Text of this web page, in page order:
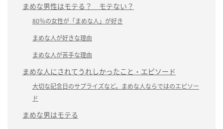
まめな男性はモテる？ モテない？
80％の女性が「まめな人」が好き
まめな人が好きな理由
まめな人が苦手な理由
まめな人にされてうれしかったこと・エピソード
大切な記念日のサプライズなど。まめな人ならではのエピソー
ド
まめな男はモテる